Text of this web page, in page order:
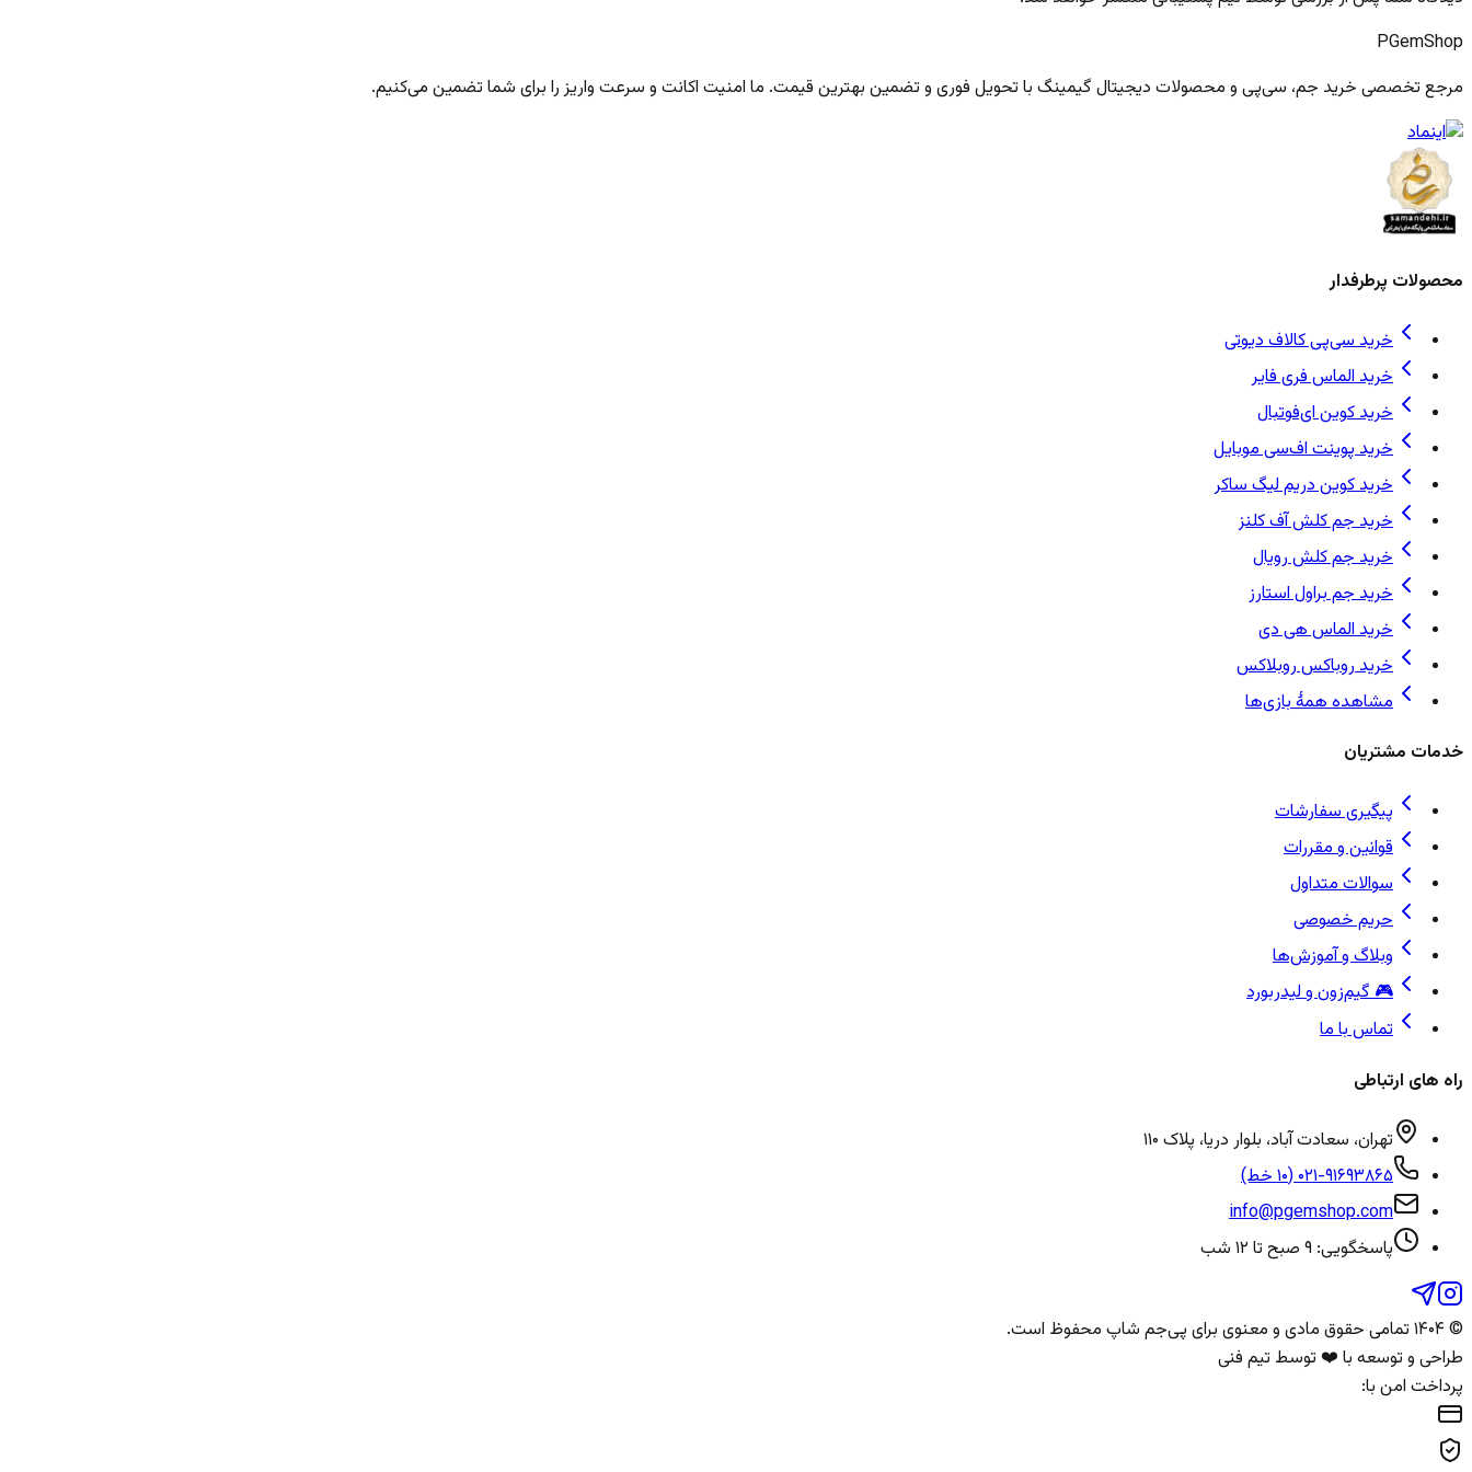
PGemShop
مرجع تخصصی خرید جم، سی‌پی و محصولات دیجیتال گیمینگ با تحویل فوری و تضمین بهترین قیمت. ما امنیت اکانت و سرعت واریز را برای شما تضمین می‌کنیم.
محصولات پرطرفدار
خرید سی‌پی کالاف دیوتی
خرید الماس فری فایر
خرید کوین ای‌فوتبال
خرید پوینت اف‌سی موبایل
خرید کوین دریم لیگ ساکر
خرید جم کلش آف کلنز
خرید جم کلش رویال
خرید جم براول استارز
خرید الماس هی دی
خرید روباکس روبلاکس
مشاهده همهٔ بازی‌ها
خدمات مشتریان
پیگیری سفارشات
قوانین و مقررات
سوالات متداول
حریم خصوصی
وبلاگ و آموزش‌ها
🎮 گیم‌زون و لیدربورد
تماس با ما
راه های ارتباطی
تهران، سعادت آباد، بلوار دریا، پلاک ۱۱۰
۰۲۱-۹۱۶۹۳۸۶۵ (۱۰ خط)
info@pgemshop.com
پاسخگویی: ۹ صبح تا ۱۲ شب
© ۱۴۰۴ تمامی حقوق مادی و معنوی برای پی‌جم شاپ محفوظ است.
طراحی و توسعه با ❤️ توسط تیم فنی
پرداخت امن با: